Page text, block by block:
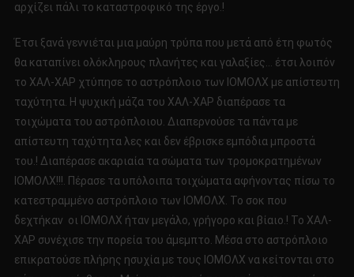
αρχίζει πάλι το καταστροφικό της έργο.!
Έτσι ξανά γεννιέται μια μαύρη τρύπα που μετά από έτη φωτός
θα καταπίνει ολόκληρους πλανήτες και γαλαξίες… έτσι λοιπόν
το ΧΑΛ-ΧΑΡ χτύπησε το αστρόπλοιο των ΙΟΜΟΛΧ με απίστευτη
ταχύτητα. Η ψυχική μάζα του ΧΑΛ-ΧΑΡ διαπέρασε τα
τοιχώματα του αστρόπλοιου. Διαπερνούσε τα πάντα με
απίστευτη ταχύτητα λες και δεν έβρισκε εμπόδια μπροστά
του.! Διαπέρασε ακαριαία τα σώματα των τρομοκρατημένων
ΙΟΜΟΛΧ!!!. Πέρασε τα υπόλοιπα τοιχώματα αφήνοντας πίσω το
κατεστραμμένο αστρόπλοιο των ΙΟΜΟΛΧ. Το σοκ που
δεχτήκαν οι ΙΟΜΟΛΧ ήταν μεγάλο, γρήγορο και βίαιο.! Το ΧΑΛ-
ΧΑΡ συνέχισε την πορεία του άμεμπτο. Μέσα στο αστρόπλοιο
επικρατούσε πλήρης ησυχία με τους ΙΟΜΟΛΧ να κείτονται στο